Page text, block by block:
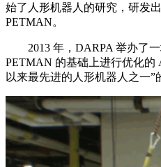
始了人形机器人的研究，研发
PETMAN。
2013 年，DARPA 举办了一
PETMAN 的基础上进行优化的
以来最先进的人形机器人之一”